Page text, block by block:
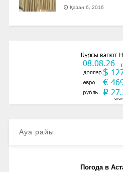
Қазан 6, 2016
Ауа райы
Погода в